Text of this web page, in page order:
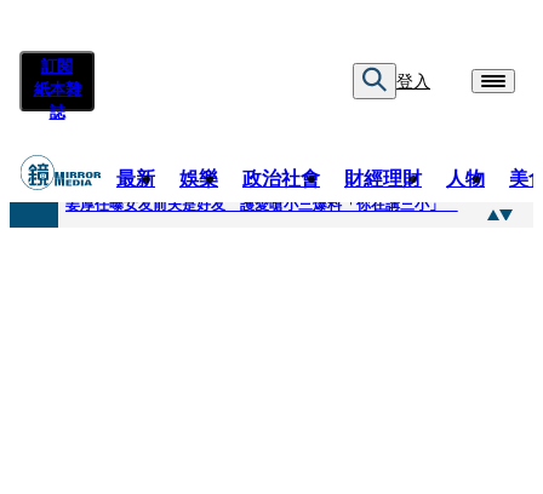
訂閱
紙本雜
誌
登入
最新 娛樂 政治社會 財經理財 人物 美
快訊
姜厚任曝女友前夫是好友 護愛嗆小三爆料「你在講三小」